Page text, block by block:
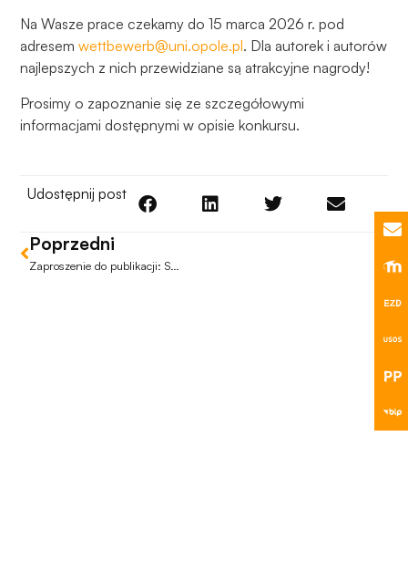
Na Wasze prace czekamy do 15 marca 2026 r. pod
adresemwettbewerb@uni.opole.pl. Dla autorek i autorów
najlepszych z nich przewidziane są atrakcyjne nagrody!
Prosimy o zapoznanie się ze szczegółowymi
informacjami dostępnymi w opisie konkursu.
Udostępnij post
Poprzedni
Zaproszenie do publikacji: Studia nad mediami spotykają badania narkotyków
zachowania
podczas
odwiedzania naszej
szansę na
zobaczenie